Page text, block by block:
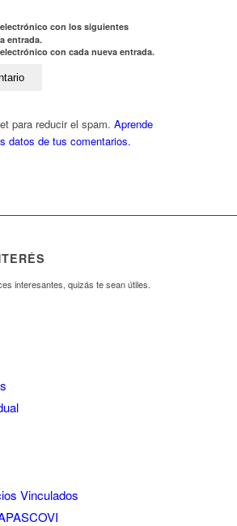
con los siguientes
entrada.
con cada nueva entrada.
para reducir el spam. Aprende
datos de tus comentarios.
interesantes, quizás te sean útiles.
Vinculados